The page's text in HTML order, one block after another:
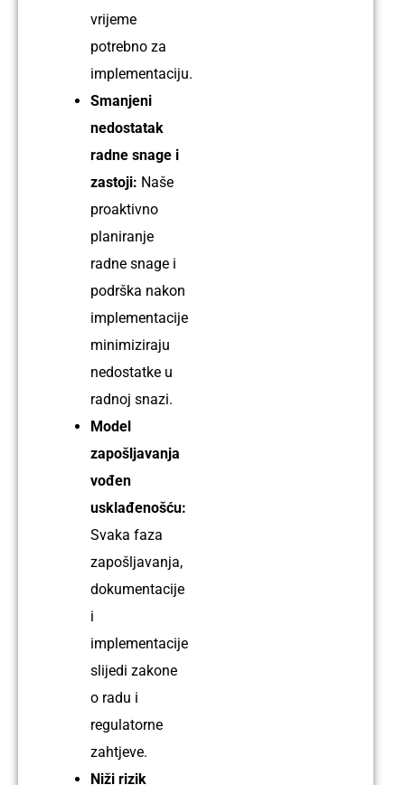
vrijeme
potrebno za
implementaciju.
Smanjeni
nedostatak
radne snage i
zastoji: Naše
proaktivno
planiranje
radne snage i
podrška nakon
implementacije
minimiziraju
nedostatke u
radnoj snazi.
Model
zapošljavanja
vođen
usklađenošću:
Svaka faza
zapošljavanja,
dokumentacije
i
implementacije
slijedi zakone
o radu i
regulatorne
zahtjeve.
Niži rizik